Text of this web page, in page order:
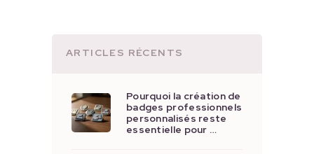
ARTICLES RÉCENTS
Pourquoi la création de
badges professionnels
personnalisés reste
essentielle pour …